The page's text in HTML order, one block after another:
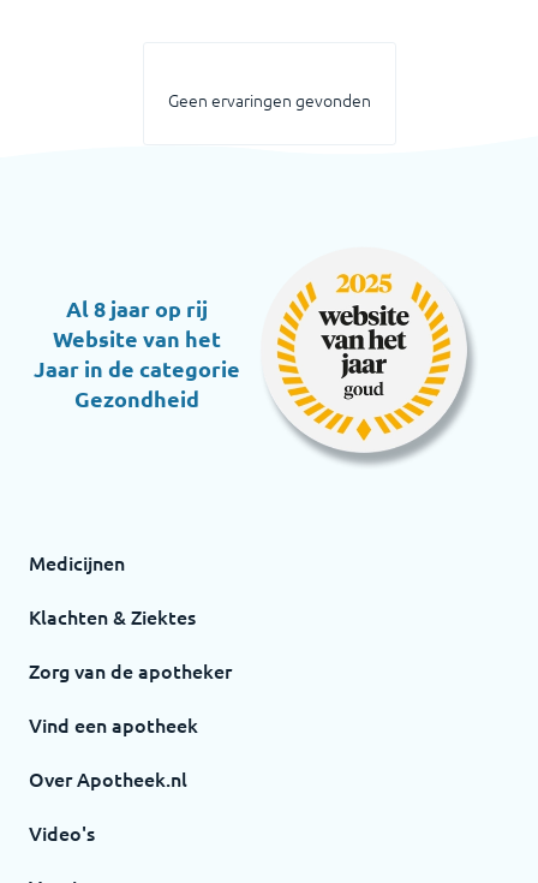
Geen ervaringen gevonden
Al 8 jaar op rij
Website van het
Jaar in de categorie
Gezondheid
Medicijnen
Klachten & Ziektes
Zorg van de apotheker
Vind een apotheek
Over Apotheek.nl
Video's